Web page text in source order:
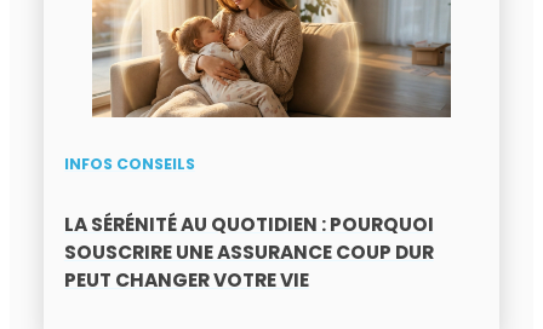
INFOS CONSEILS
LA SÉRÉNITÉ AU QUOTIDIEN : POURQUOI
SOUSCRIRE UNE ASSURANCE COUP DUR
PEUT CHANGER VOTRE VIE